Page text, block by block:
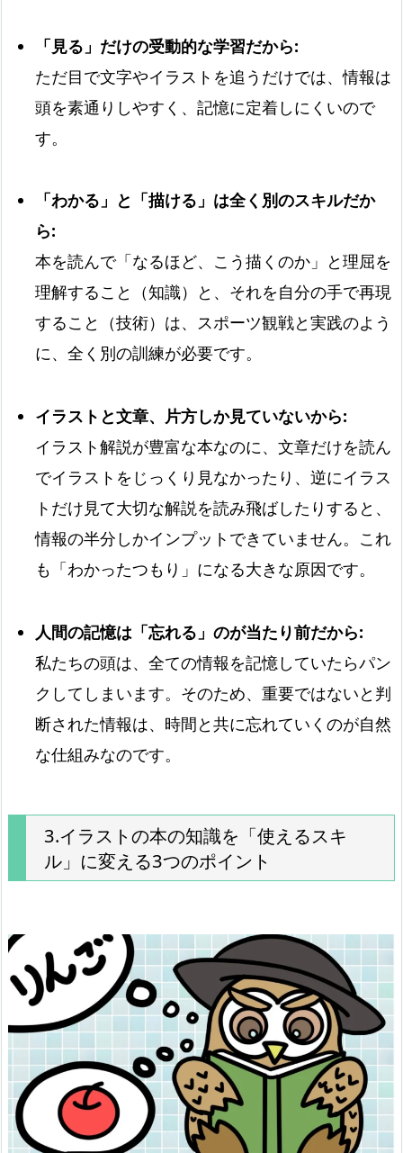
「見る」だけの受動的な学習だから:
ただ目で文字やイラストを追うだけでは、情報は
頭を素通りしやすく、記憶に定着しにくいので
す。
「わかる」と「描ける」は全く別のスキルだか
ら:
本を読んで「なるほど、こう描くのか」と理屈を
理解すること（知識）と、それを自分の手で再現
すること（技術）は、スポーツ観戦と実践のよう
に、全く別の訓練が必要です。
イラストと文章、片方しか見ていないから:
イラスト解説が豊富な本なのに、文章だけを読ん
でイラストをじっくり見なかったり、逆にイラス
トだけ見て大切な解説を読み飛ばしたりすると、
情報の半分しかインプットできていません。これ
も「わかったつもり」になる大きな原因です。
人間の記憶は「忘れる」のが当たり前だから:
私たちの頭は、全ての情報を記憶していたらパン
クしてしまいます。そのため、重要ではないと判
断された情報は、時間と共に忘れていくのが自然
な仕組みなのです。
3.イラストの本の知識を「使えるスキ
ル」に変える3つのポイント